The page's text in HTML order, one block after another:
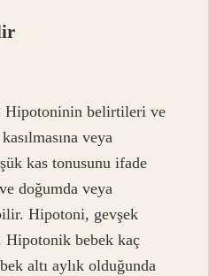
Hipotoninin belirtileri ve
veya
kas tonusunu ifade
doğumda veya
Hipotoni, gevşek
Hipotonik bebek kaç
altı aylık olduğunda